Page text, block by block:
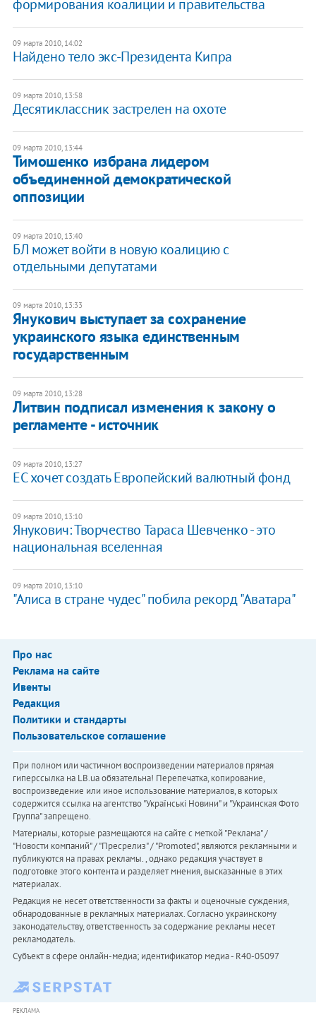
формирования коалиции и правительства
09 марта 2010, 14:02
Найдено тело экс-Президента Кипра
09 марта 2010, 13:58
Десятиклассник застрелен на охоте
09 марта 2010, 13:44
Тимошенко избрана лидером
объединенной демократической
оппозиции
09 марта 2010, 13:40
БЛ может войти в новую коалицию с
отдельными депутатами
09 марта 2010, 13:33
Янукович выступает за сохранение
украинского языка единственным
государственным
09 марта 2010, 13:28
Литвин подписал изменения к закону о
регламенте - источник
09 марта 2010, 13:27
ЕС хочет создать Европейский валютный фонд
09 марта 2010, 13:10
Янукович: Творчество Тараса Шевченко - это
национальная вселенная
09 марта 2010, 13:10
"Алиса в стране чудес" побила рекорд "Аватара"
Про нас
Реклама на сайте
Ивенты
Редакция
Политики и стандарты
Пользовательское соглашение
При полном или частичном воспроизведении материалов прямая
гиперссылка на LB.ua обязательна! Перепечатка, копирование,
воспроизведение или иное использование материалов, в которых
содержится ссылка на агентство "Українськi Новини" и "Украинская Фото
Группа" запрещено.
Материалы, которые размещаются на сайте с меткой "Реклама" /
"Новости компаний" / "Пресрелиз" / "Promoted", являются рекламными и
публикуются на правах рекламы. , однако редакция участвует в
подготовке этого контента и разделяет мнения, высказанные в этих
материалах.
Редакция не несет ответственности за факты и оценочные суждения,
обнародованные в рекламных материалах. Согласно украинскому
законодательству, ответственность за содержание рекламы несет
рекламодатель.
Субъект в сфере онлайн-медиа; идентификатор медиа - R40-05097
РЕКЛАМА